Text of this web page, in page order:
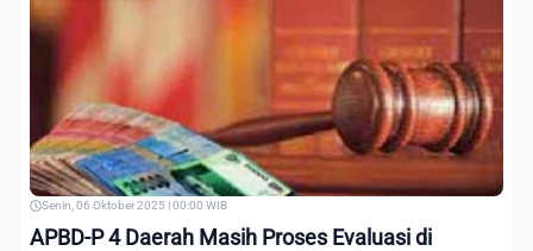
Senin, 06 Oktober 2025 | 00:00 WIB
APBD-P 4 Daerah Masih Proses Evaluasi di